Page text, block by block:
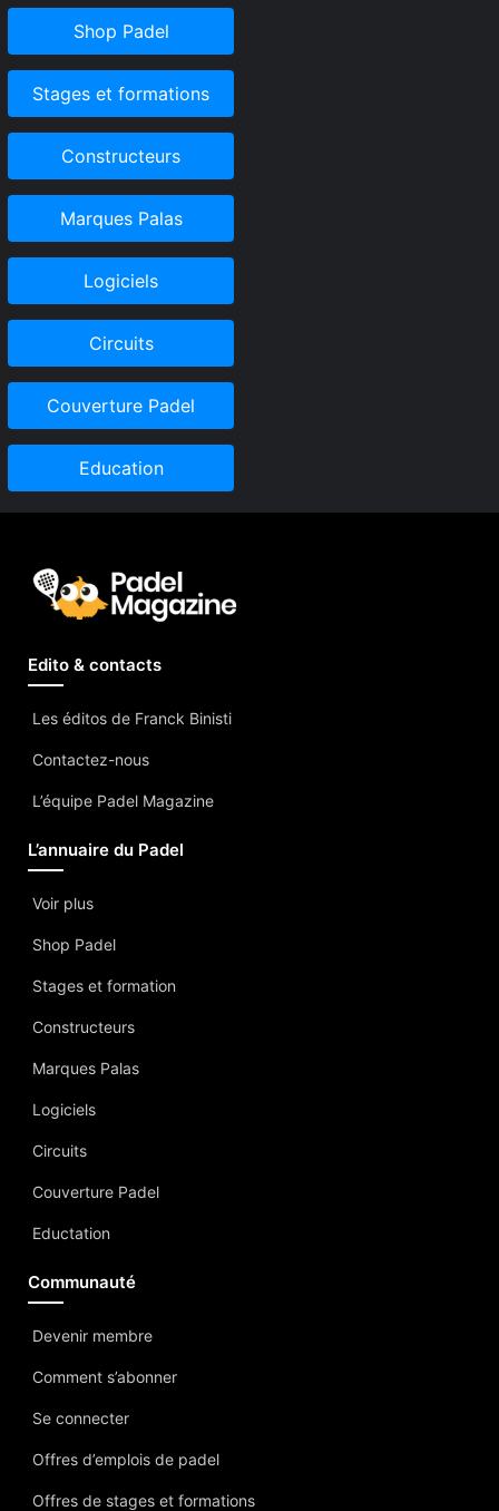
Shop Padel
Stages et formations
Constructeurs
Marques Palas
Logiciels
Circuits
Couverture Padel
Education
Edito & contacts
Les éditos de Franck Binisti
Contactez-nous
L’équipe Padel Magazine
L’annuaire du Padel
Voir plus
Shop Padel
Stages et formation
Constructeurs
Marques Palas
Logiciels
Circuits
Couverture Padel
Eductation
Communauté
Devenir membre
Comment s’abonner
Se connecter
Offres d’emplois de padel
Offres de stages et formations